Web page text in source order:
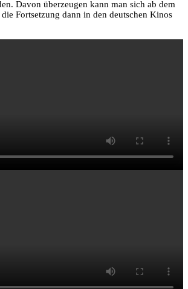
Davon überzeugen kann man sich ab dem
Fortsetzung dann in den deutschen Kinos